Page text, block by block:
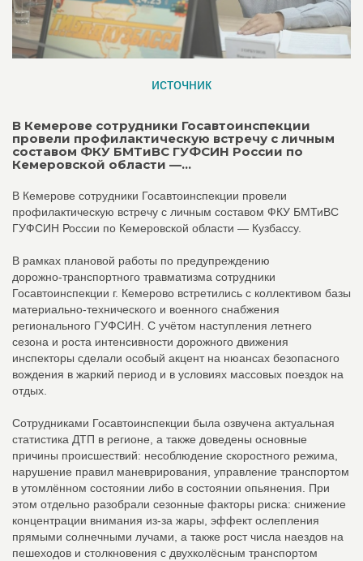
источник
В Кемерове сотрудники Госавтоинспекции
провели профилактическую встречу с личным
составом ФКУ БМТиВС ГУФСИН России по
Кемеровской области —...
В Кемерове сотрудники Госавтоинспекции провели
профилактическую встречу с личным составом ФКУ БМТиВС
ГУФСИН России по Кемеровской области — Кузбассу.
В рамках плановой работы по предупреждению
дорожно‑транспортного травматизма сотрудники
Госавтоинспекции г. Кемерово встретились с коллективом базы
материально‑технического и военного снабжения
регионального ГУФСИН. С учётом наступления летнего
сезона и роста интенсивности дорожного движения
инспекторы сделали особый акцент на нюансах безопасного
вождения в жаркий период и в условиях массовых поездок на
отдых.
Сотрудниками Госавтоинспекции была озвучена актуальная
статистика ДТП в регионе, а также доведены основные
причины происшествий: несоблюдение скоростного режима,
нарушение правил маневрирования, управление транспортом
в утомлённом состоянии либо в состоянии опьянения. При
этом отдельно разобрали сезонные факторы риска: снижение
концентрации внимания из‑за жары, эффект ослепления
прямыми солнечными лучами, а также рост числа наездов на
пешеходов и столкновения с двухколёсным транспортом